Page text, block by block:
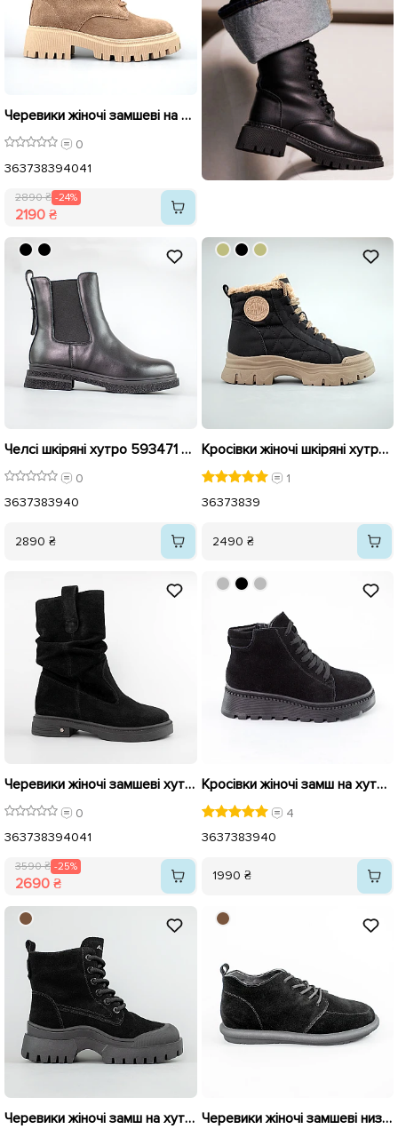
Черевики жіночі замшеві на хутрі 592640 Бежеві розпродаж
0
363738394041
2890 ₴ -24%
2190 ₴
Челсі шкіряні хутро 593471 Чорні
0
3637383940
2890 ₴
Кросівки жіночі шкіряні хутро 593338 Чорні
1
36373839
2490 ₴
Черевики жіночі замшеві хутро 592650 Чорні розпродаж
0
363738394041
3590 ₴ -25%
2690 ₴
Кросівки жіночі замш на хутрі 593171 Чорні
4
3637383940
1990 ₴
Черевики жіночі замш на хутрі 593562 Чорні Черевики жіночі замшеві низькі хутро 593546 Чорні